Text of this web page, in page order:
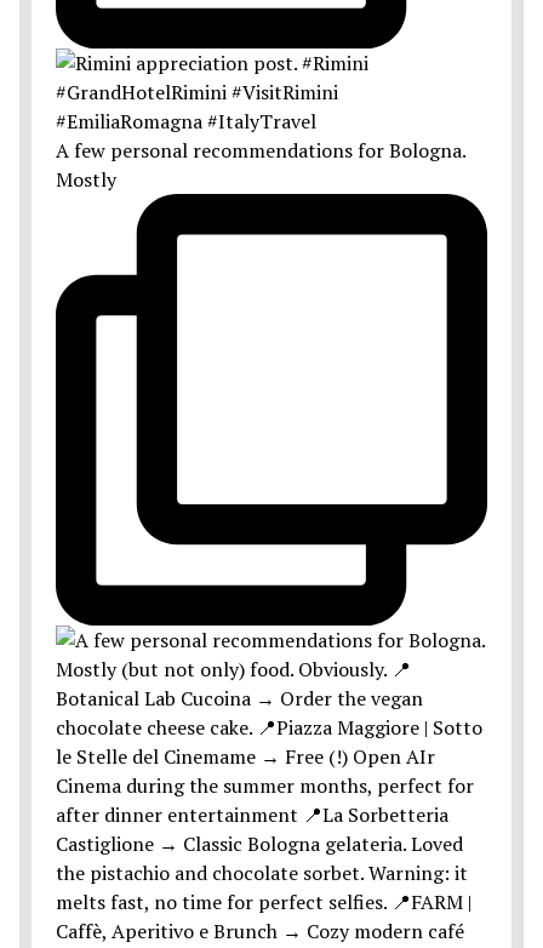
A few personal recommendations for Bologna.
Mostly